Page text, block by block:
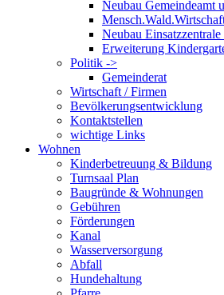
Neubau Gemeindeamt
Neubau
Erweiterung
Politik ->
Gemeinderat
Wirtschaft / Firmen
Bevölkerungsentwicklung
Kontaktstellen
wichtige Links
Wohnen
Kinderbetreuung & Bildung
Turnsaal Plan
Baugründe & Wohnungen
Gebühren
Förderungen
Kanal
Wasserversorgung
Abfall
Hundehaltung